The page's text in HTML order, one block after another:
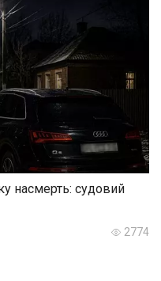
насмерть: судовий
2774